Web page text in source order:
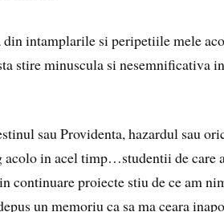
din intamplarile si peripetiile mele
stire minuscula si nesemnificativa
sau Providenta, hazardul sau
acolo in acel timp…studentii de care
continuare proiecte stiu de ce am
un memoriu ca sa ma ceara